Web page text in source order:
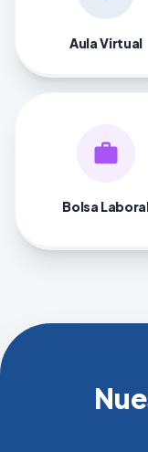
Aula Virtual
work
Bolsa